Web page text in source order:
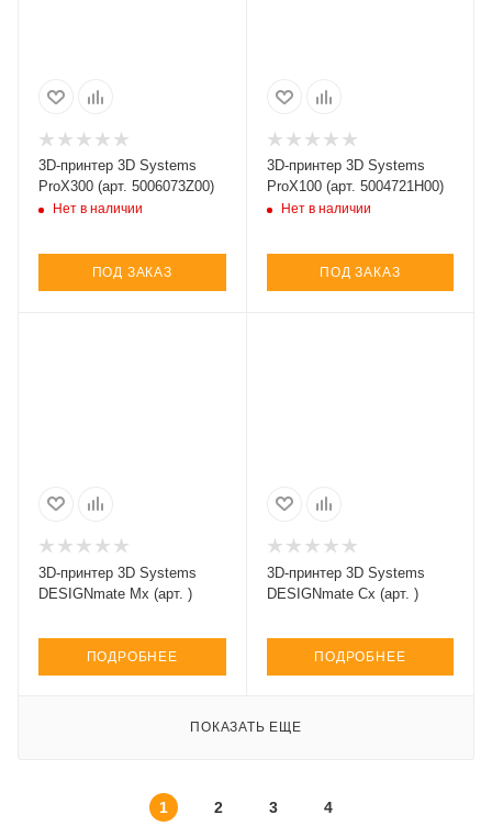
3D-принтер 3D Systems
ProX300 (арт. 5006073Z00)
Нет в наличии
ПОД ЗАКАЗ
3D-принтер 3D Systems
ProX100 (арт. 5004721H00)
Нет в наличии
ПОД ЗАКАЗ
3D-принтер 3D Systems
DESIGNmate Mx (арт. )
ПОДРОБНЕЕ
3D-принтер 3D Systems
DESIGNmate Cx (арт. )
ПОДРОБНЕЕ
ПОКАЗАТЬ ЕЩЕ
1 2 3 4